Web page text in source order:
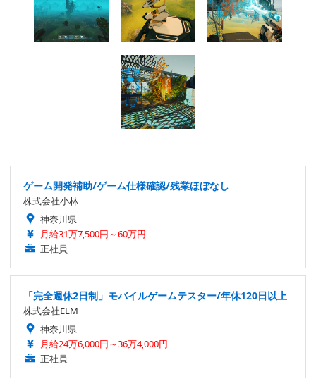
ゲーム開発補助/ゲーム仕様確認/残業ほぼなし
株式会社小林
神奈川県
月給31万7,500円～60万円
正社員
「完全週休2日制」モバイルゲームテスター/年休120日以上
株式会社ELM
神奈川県
月給24万6,000円～36万4,000円
正社員